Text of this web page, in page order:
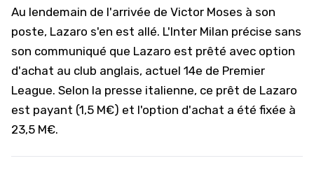
Au lendemain de l'arrivée de Victor Moses à son
poste, Lazaro s'en est allé. L'Inter Milan précise sans
son communiqué que Lazaro est prêté avec option
d'achat au club anglais, actuel 14e de Premier
League. Selon la presse italienne, ce prêt de Lazaro
est payant (1,5 M€) et l'option d'achat a été fixée à
23,5 M€.